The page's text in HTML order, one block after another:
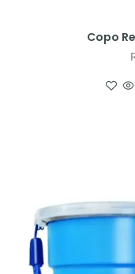
Copo